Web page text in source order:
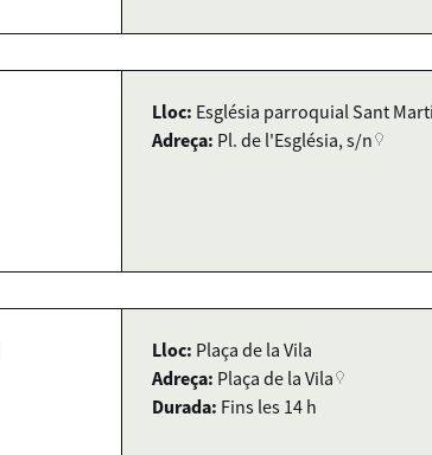
Lloc: Església parroquial Sant
Adreça: Pl. de l'Església, s/n
Lloc: Plaça de la Vila
Adreça: Plaça de la Vila
Durada: Fins les 14 h